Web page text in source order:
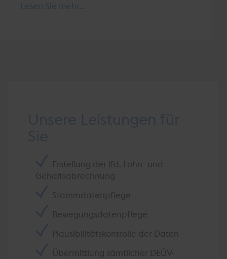
Lesen Sie mehr...
Erstellung der lfd. Lohn- und
Gehaltsabrechnung
Stammdatenpflege
Bewegungsdatenpflege
Plausibilitätskontrolle der Daten
Übermittlung sämtlicher DEÜV-